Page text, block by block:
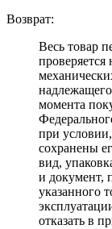
Возврат:
Весь товар
проверяется
момента
при
сохранены
вид,
и документ,
указанного
отказать в